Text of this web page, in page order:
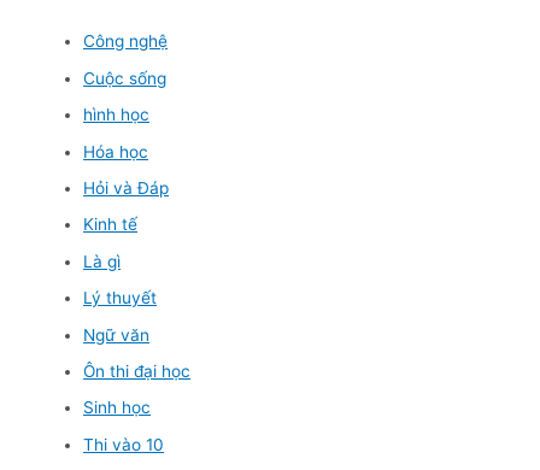
Công nghệ
Cuộc sống
hình học
Hóa học
Hỏi và Đáp
Kinh tế
Là gì
Lý thuyết
Ngữ văn
Ôn thi đại học
Sinh học
Thi vào 10